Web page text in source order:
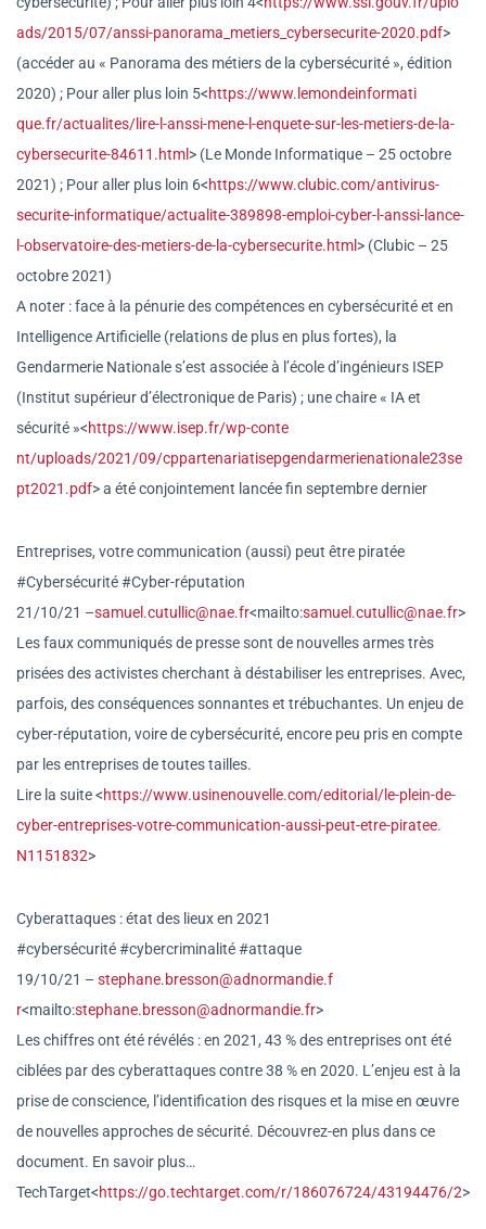
ads/2015/07/anssi-panorama_ metiers_cybersecurite-2020.pdf>
(accéder au « Panorama des métiers de la cybersécurité », édition
2020) ; Pour aller plus loin 5<https://www.lemondeinformati
que.fr/actualites/lire-l-anssi-mene-l-enquete-sur-les-metiers-de-la-
cybersecurite-84611.html > (Le Monde Informatique – 25 octobre
2021) ; Pour aller plus loin 6<https://www.clubic.com/antivirus-
securite-informatique/actualite-389898-emploi-cyber-l-anssi-lance-
l-observatoire-des-metiers-de-la-cybersecurite.html > (Clubic – 25
octobre 2021)
A noter : face à la pénurie des compétences en cybersécurité et en
Intelligence Artificielle (relations de plus en plus fortes), la
Gendarmerie Nationale s’est associée à l’école d’ingénieurs ISEP
(Institut supérieur d’électronique de Paris) ; une chaire « IA et
sécurité »<https://www.isep.fr/wp-conte
nt/uploads/2021/09/cppartenariatisepgendarmerienationale23se
pt2021.pdf> a été conjointement lancée fin septembre dernier
Entreprises, votre communication (aussi) peut être piratée
#Cybersécurité #Cyber-réputation
21/10/21 –samuel.cutullic@nae.fr<mailto:samuel.cutullic@nae.fr>
Les faux communiqués de presse sont de nouvelles armes très
prisées des activistes cherchant à déstabiliser les entreprises. Avec,
parfois, des conséquences sonnantes et trébuchantes. Un enjeu de
cyber-réputation, voire de cybersécurité, encore peu pris en compte
par les entreprises de toutes tailles.
Lire la suite <https://www.usinenouvelle.com/editorial/le-plein-de-
cyber-entreprises-votre-communication-aussi-peut-etre-piratee.
N1151832>
Cyberattaques : état des lieux en 2021
#cybersécurité #cybercriminalité #attaque
19/10/21 – stephane.bresson@adnormandie.f
r<mailto:stephane.bresson@adnormandie.fr>
Les chiffres ont été révélés : en 2021, 43 % des entreprises ont été
ciblées par des cyberattaques contre 38 % en 2020. L’enjeu est à la
prise de conscience, l’identification des risques et la mise en œuvre
de nouvelles approches de sécurité. Découvrez-en plus dans ce
document. En savoir plus…
TechTarget<https://go.techtarget.com/r/186076724/43194476/2>